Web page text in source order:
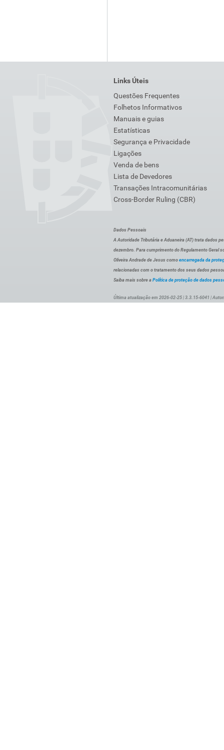
Links Úteis
Questões Frequentes
Folhetos Informativos
Manuais e guias
Estatísticas
Segurança e Privacidade
Ligações
Venda de bens
Lista de Devedores
Transações Intracomunitárias
Cross-Border Ruling (CBR)
Dados Pessoais
A Autoridade Tributária e Aduaneira (AT) trata dados
dezembro. Para cumprimento do Regulamento Geral
Oliveira Andrade de Jesus como encarregada da
relacionadas com o tratamento dos seus dados
Saiba mais sobre a Política de proteção de dados
Última atualização em 2026-02-25 | 3.3.15-6041 |